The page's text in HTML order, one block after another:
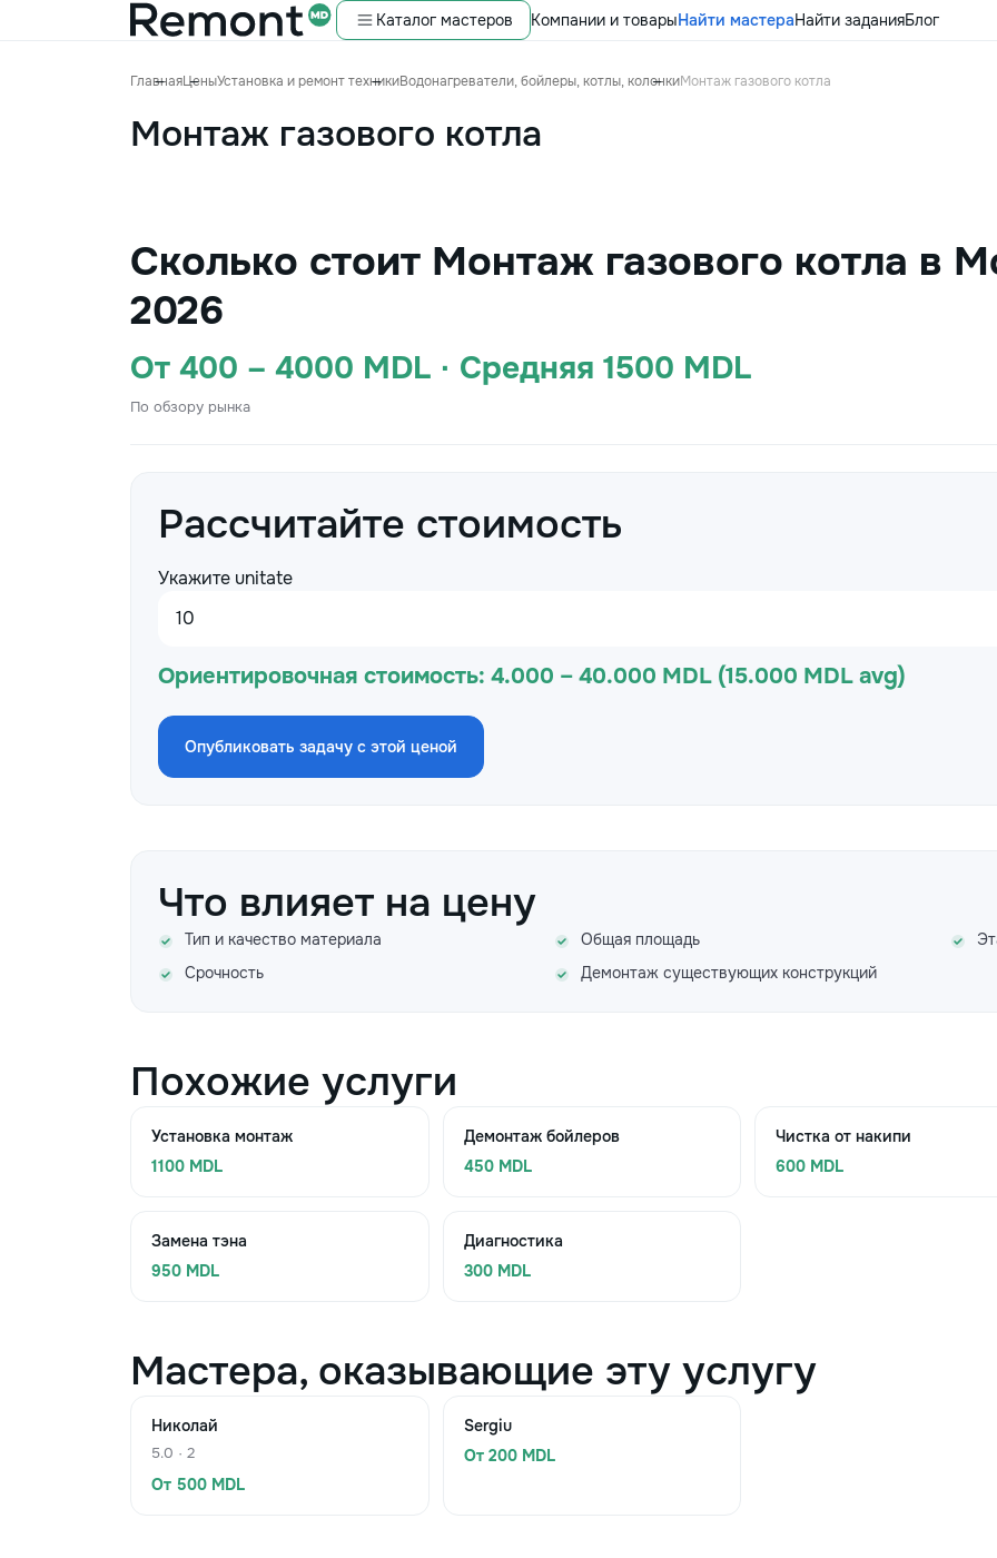
Каталог мастеров Компании и товарыНайти мастераНайти заданияБлог
ГлавнаяЦеныУстановка и ремонт техникиВодонагреватели, бойлеры, котлы, колонкиМонтаж газового котла
Монтаж газового котла
Сколько стоит Монтаж газового котла в
2026
От 400 – 4000 MDL · Средняя 1500 MDL
По обзору рынка
Рассчитайте стоимость
Укажите unitate
Ориентировочная стоимость: 4.000 – 40.000 MDL (15.000 MDL avg)
Опубликовать задачу с этой ценой
Что влияет на цену
Тип и качество материала Общая площадь
Срочность
Демонтаж существующих конструкций
Похожие услуги
Установка монтаж
1100 MDL
Демонтаж бойлеров
450 MDL
Чистка от накипи
600 MDL
Замена тэна
950 MDL
Диагностика
300 MDL
Мастера, оказывающие эту услугу
Николай
5.0 · 2
От 500 MDL
Sergiu
От 200 MDL